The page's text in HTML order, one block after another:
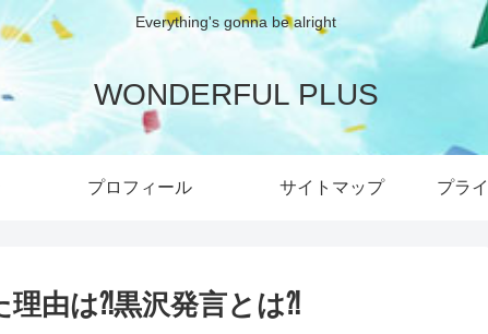
Everything's gonna be alright
WONDERFUL PLUS
プロフィール サイトマップ プラ
由は⁈黒沢発言とは⁈